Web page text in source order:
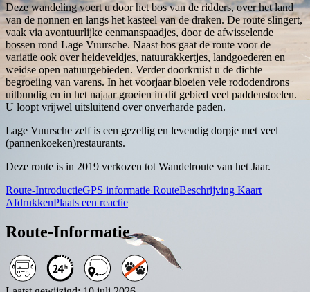
Deze wandeling voert u door het bos van de ridders, over het land
van de nonnen en langs het kasteel van de draken. De route slingert,
vaak via avontuurlijke eenmanspaadjes, door de afwisselende
bossen rond Lage Vuursche. Naast bos gaat de route voor de
variatie ook over heideveldjes, natuurakkertjes, landgoederen en
weidse open natuurgebieden. Verder doorkruist u de dichte
begroeiing van varens. In het voorjaar bloeien vele rododendrons
uitbundig en in het najaar groeien in dit gebied veel paddenstoelen.
U loopt vrijwel uitsluitend over onverharde paden.
Lage Vuursche zelf is een gezellig en levendig dorpje met veel
(pannenkoeken)restaurants.
Deze route is in 2019 verkozen tot Wandelroute van het Jaar.
Route-IntroductieGPS informatie RouteBeschrijving Kaart
AfdrukkenPlaats een reactie
Route-Informatie